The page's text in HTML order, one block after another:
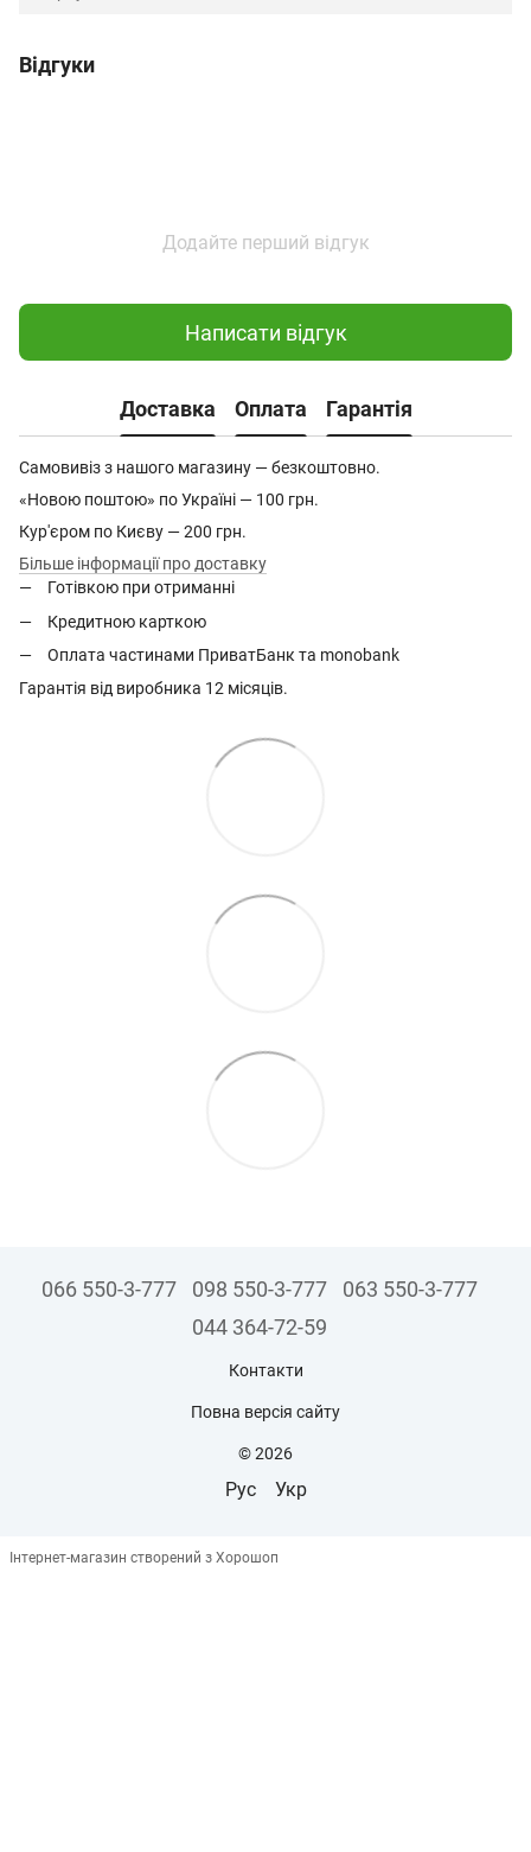
Відгуки
Додайте перший відгук
Написати відгук
Доставка Оплата Гарантія
Самовивіз з нашого магазину — безкоштовно.
«Новою поштою» по Україні — 100 грн.
Кур'єром по Києву — 200 грн.
Більше інформації про доставку
Готівкою при отриманні
Кредитною карткою
Оплата частинами ПриватБанк та monobank
Гарантія від виробника 12 місяців.
066 550-3-777 098 550-3-777
063 550-3-777
044 364-72-59
Контакти
Повна версія сайту
© 2026
Рус Укр
Інтернет-магазин створений з Хорошоп